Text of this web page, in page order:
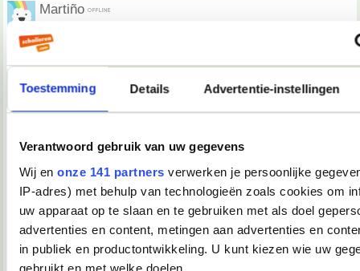
Toestemming Details Advertentie-instellingen
Verantwoord gebruik van uw gegevens
Wij en onze 141 partners verwerken je persoonlijke
IP-adres) met behulp van technologieën zoals cookies om
uw apparaat op te slaan en te gebruiken met als doel
advertenties en content, metingen aan advertenties en
in publiek en productontwikkeling. U kunt kiezen wie uw
gebruikt en met welke doelen.
Martiño
Darkiekurd schreef op
Niet.
Dit is het "embarrassing moments, leuke anekdotes,
vermaak uw medeforummer" topic, nummer 2!
Dit had dus eigenlijk in de eerste post gemoeten.
__________________
02-05-2007, 12:36
Tink*